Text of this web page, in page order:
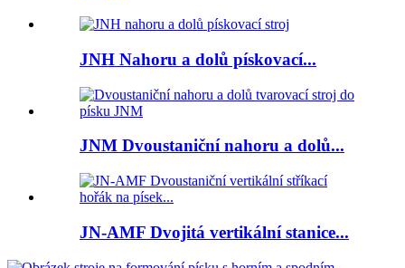
JNH Nahoru a dolů pískovací...
JNM Dvoustaniční nahoru a dolů...
JN-AMF Dvojitá vertikální stanice...